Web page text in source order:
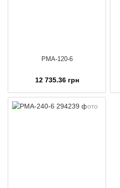
PMA-120-6
12 735.36 грн